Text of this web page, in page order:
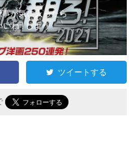
事が気に入ったら
いね ! しよう
ツイートする